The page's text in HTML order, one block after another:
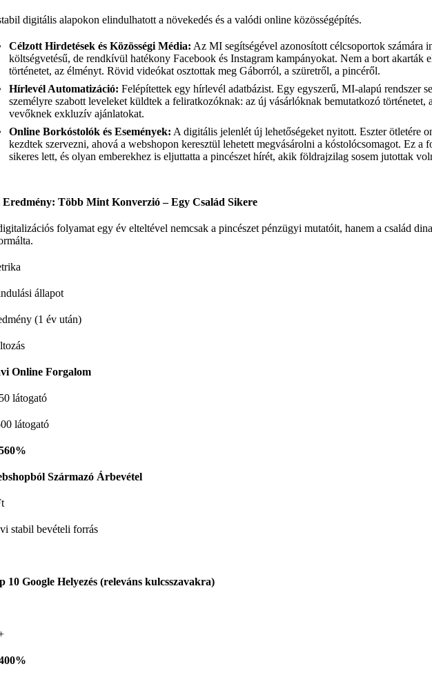
digitális alapokon elindulhatott a növekedés és a valódi online közösségépítés.
Célzott Hirdetések és Közösségi Média: Az MI segítségével azonosított célcsoportok számára
költségvetésű, de rendkívül hatékony Facebook és Instagram kampányokat. Nem a bort akarták
történetet, az élményt. Rövid videókat osztottak meg Gáborról, a szüretről, a pincéről.
Hírlevél Automatizáció: Felépítettek egy hírlevél adatbázist. Egy egyszerű, MI-alapú rendszer
személyre szabott leveleket küldtek a feliratkozóknak: az új vásárlóknak bemutatkozó történetet,
vevőknek exkluzív ajánlatokat.
Online Borkóstolók és Események: A digitális jelenlét új lehetőségeket nyitott. Eszter ötletére
kezdtek szervezni, ahová a webshopon keresztül lehetett megvásárolni a kóstolócsomagot. Ez a
sikeres lett, és olyan emberekhez is eljuttatta a pincészet hírét, akik földrajzilag sosem jutottak
Eredmény: Több Mint Konverzió – Egy Család Sikere
folyamat egy év elteltével nemcsak a pincészet pénzügyi mutatóit, hanem a család
állapot
(1 év után)
Online Forgalom
látogató
látogató
Származó Árbevétel
stabil bevételi forrás
10 Google Helyezés (releváns kulcsszavakra)